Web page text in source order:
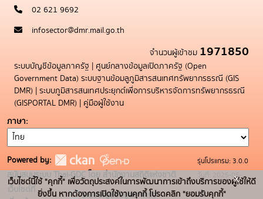
02 621 9692
infosector@dmr.mail.go.th
จำนวนผู้เข้าชม 1971850
ระบบบัญชีข้อมูลภาครัฐ | ศูนย์กลางข้อมูลเปิดภาครัฐ (Open
Government Data) ระบบฐานข้อมลูภูมิสารสนเทศทรัพยากรธรณี (GIS
DMR) | ระบบภูมิสารสนเทศประยุกต์เพื่อการบริหารจัดการทรัพยากรธรณี
(GISPORTAL DMR) | คู่มือผู้ใช้งาน
ภาษา
Powered by:
สนับสนุนระบบ Thai-GDC โดย สำนักงานสถิติแห่งชาติ
เว็บไซต์ที่
ระบบบัญชีข้อมูลภาครัฐ
รุ่นโปรแกรม: 3.0.0
วันที่: 2025-05-
19
เว็บไซต์นี้ใช้ "คุกกี้" เพื่อวัตถุประสงค์ในการพัฒนาการเข้าถึงบริการของผู้ใช้ให้ดี
ยิ่งขึ้น หากต้องการเปิดใช้งานคุกกี้ โปรดคลิก "ยอมรับคุกกี้"
x